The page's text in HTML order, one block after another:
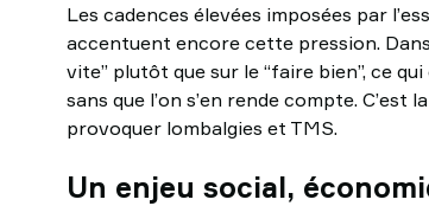
Les cadences élevées imposées par
accentuent encore cette pression.
vite” plutôt que sur le “faire bien”, ce
sans que l’on s’en rende compte.
provoquer lombalgies et TMS.
Un enjeu social,